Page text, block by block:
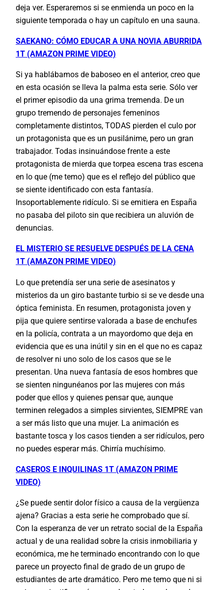
deja ver. Esperaremos si se enmienda un poco en la
siguiente temporada o hay un capítulo en una sauna.
SAEKANO: CÓMO EDUCAR A UNA NOVIA ABURRIDA
1T (AMAZON PRIME VIDEO)
Si ya hablábamos de baboseo en el anterior, creo que
en esta ocasión se lleva la palma esta serie. Sólo ver
el primer episodio da una grima tremenda. De un
grupo tremendo de personajes femeninos
completamente distintos, TODAS pierden el culo por
un protagonista que es un pusilánime, pero un gran
trabajador. Todas insinuándose frente a este
protagonista de mierda que torpea escena tras escena
en lo que (me temo) que es el reflejo del público que
se siente identificado con esta fantasía.
Insoportablemente ridículo. Si se emitiera en España
no pasaba del piloto sin que recibiera un aluvión de
denuncias.
EL MISTERIO SE RESUELVE DESPUÉS DE LA CENA
1T (AMAZON PRIME VIDEO)
Lo que pretendía ser una serie de asesinatos y
misterios da un giro bastante turbio si se ve desde una
óptica feminista. En resumen, protagonista joven y
pija que quiere sentirse valorada a base de enchufes
en la policía, contrata a un mayordomo que deja en
evidencia que es una inútil y sin en el que no es capaz
de resolver ni uno solo de los casos que se le
presentan. Una nueva fantasía de esos hombres que
se sienten ningunéanos por las mujeres con más
poder que ellos y quienes pensar que, aunque
terminen relegados a simples sirvientes, SIEMPRE van
a ser más listo que una mujer. La animación es
bastante tosca y los casos tienden a ser ridículos, pero
no puedes esperar más. Chirría muchísimo.
CASEROS E INQUILINAS 1T (AMAZON PRIME
VIDEO)
¿Se puede sentir dolor físico a causa de la vergüenza
ajena? Gracias a esta serie he comprobado que sí.
Con la esperanza de ver un retrato social de la España
actual y de una realidad sobre la crisis inmobiliaria y
económica, me he terminado encontrando con lo que
parece un proyecto final de grado de un grupo de
estudiantes de arte dramático. Pero me temo que ni si